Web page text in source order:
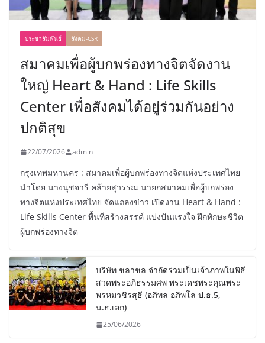
ประชาสัมพันธ์ สังคม-CSR
สมาคมเพื่อผู้บกพร่องทางจิตจัดงาน
ใหญ่ Heart & Hand : Life Skills
Center เพื่อสังคมได้อยู่ร่วมกันอย่าง
ปกติสุข
22/07/2026 admin
กรุงเทพมหานคร : สมาคมเพื่อผู้บกพร่องทางจิตแห่งประเทศไทย
นำโดย นางนุชจารี คล้ายสุวรรณ นายกสมาคมเพื่อผู้บกพร่อง
ทางจิตแห่งประเทศไทย จัดแถลงข่าว เปิดงาน Heart & Hand :
Life Skills Center พื้นที่สร้างสรรค์ แบ่งปันแรงใจ ฝึกทักษะชีวิต
ผู้บกพร่องทางจิต
บริษัท ชลาชล จำกัดร่วมเป็นเจ้าภาพในพิธี
สวดพระอภิธรรมศพ พระเดชพระคุณพระ
พรหมวชิรสุธี (อภิพล อภิพโล ป.ธ.5,
น.ธ.เอก)
25/06/2026